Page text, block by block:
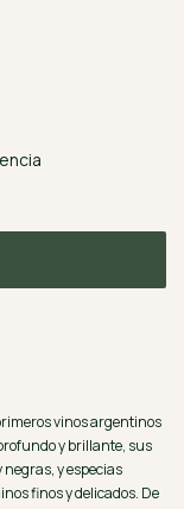
vinos argentinos
y brillante, sus
y especias
finos y delicados. De